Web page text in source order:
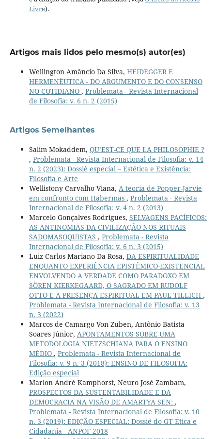
Livre).
Artigos mais lidos pelo mesmo(s) autor(es)
Wellington Amâncio Da Silva, HEIDEGGER E
HERMENÊUTICA - DO ARGUMENTO E DO CONSENSO
NO COTIDIANO , Problemata - Revista Internacional
de Filosofia: v. 6 n. 2 (2015)
Artigos Semelhantes
Salim Mokaddem, QU’EST-CE QUE LA PHILOSOPHIE ?
, Problemata - Revista Internacional de Filosofia: v. 14
n. 2 (2023): Dossiê especial – Estética e Existência:
Filosofia e Arte
Wellistony Carvalho Viana, A teoria de Popper-Jarvie
em confronto com Habermas , Problemata - Revista
Internacional de Filosofia: v. 4 n. 2 (2013)
Marcelo Gonçalves Rodrigues, SELVAGENS PACÍFICOS:
AS ANTINOMIAS DA CIVILIZAÇÃO NOS RITUAIS
SADOMASOQUISTAS , Problemata - Revista
Internacional de Filosofia: v. 6 n. 3 (2015)
Luiz Carlos Mariano Da Rosa, DA ESPIRITUALIDADE
ENQUANTO EXPERIÊNCIA EPISTÊMICO-EXISTENCIAL
ENVOLVENDO A VERDADE COMO PARADOXO EM
SÖREN KIERKEGAARD, O SAGRADO EM RUDOLF
OTTO E A PRESENÇA ESPIRITUAL EM PAUL TILLICH ,
Problemata - Revista Internacional de Filosofia: v. 13
n. 3 (2022)
Marcos de Camargo Von Zuben, Antônio Batista
Soares Júnior, APONTAMENTOS SOBRE UMA
METODOLOGIA NIETZSCHIANA PARA O ENSINO
MÉDIO , Problemata - Revista Internacional de
Filosofia: v. 9 n. 3 (2018): ENSINO DE FILOSOFIA:
Edição especial
Marlon André Kamphorst, Neuro José Zambam,
PROSPECTOS DA SUSTENTABILIDADE E DA
DEMOCRACIA NA VISÃO DE AMARTYA SEN: ,
Problemata - Revista Internacional de Filosofia: v. 10
n. 3 (2019): EDIÇÃO ESPECIAL: Dossiê do GT Ética e
Cidadania - ANPOF 2018